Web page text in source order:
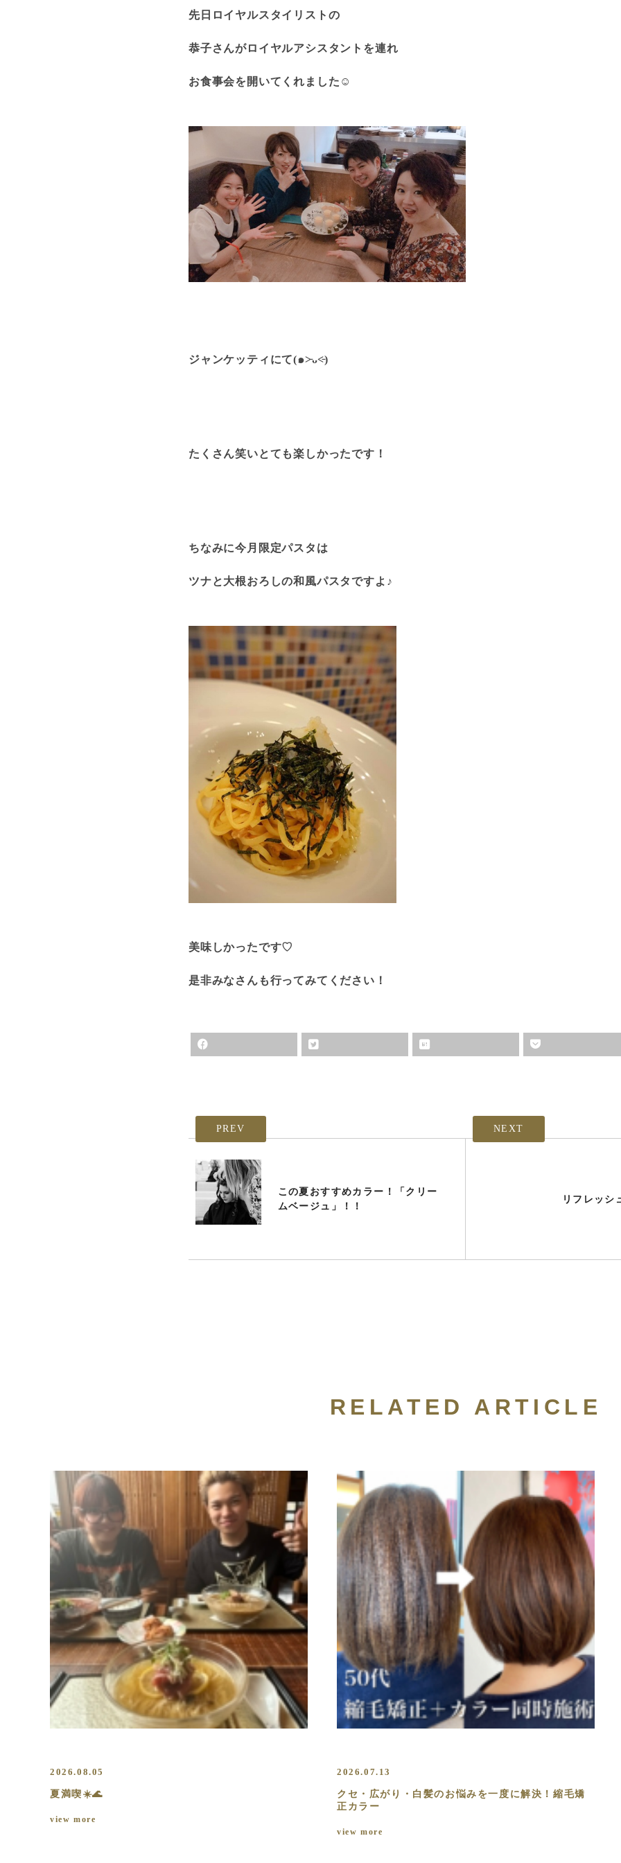
先日ロイヤルスタイリストの
恭子さんがロイヤルアシスタントを連れ
お食事会を開いてくれました☺︎
ジャンケッティにて(๑˃̵ᴗ˂̵)
たくさん笑いとても楽しかったです！
ちなみに今月限定パスタは
ツナと大根おろしの和風パスタですよ♪
美味しかったです♡
是非みなさんも行ってみてください！
PREV
この夏おすすめカラー！「クリー
ムベージュ」！！
NEXT
リフレッシ
RELATED ARTICLE
2026.08.05
夏満喫☀️🌊
view more
2026.07.13
クセ・広がり・白髪のお悩みを一度に解決！縮毛矯
正カラー
view more